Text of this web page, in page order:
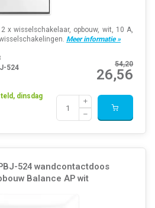
x wisselschakelaar, opbouw, wit, 10 A,
Meer informatie »
54,20
26,56
524
dinsdag
524 wandcontactdoos
Balance AP wit